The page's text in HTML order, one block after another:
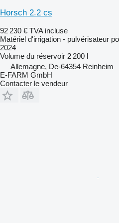
Horsch 2.2 cs
92 230 € TVA incluse
Matériel d'irrigation - pulvérisateur
2024
Volume du réservoir 2 200 l
Allemagne, De-64354 Reinheim
E-FARM GmbH
Contacter le vendeur